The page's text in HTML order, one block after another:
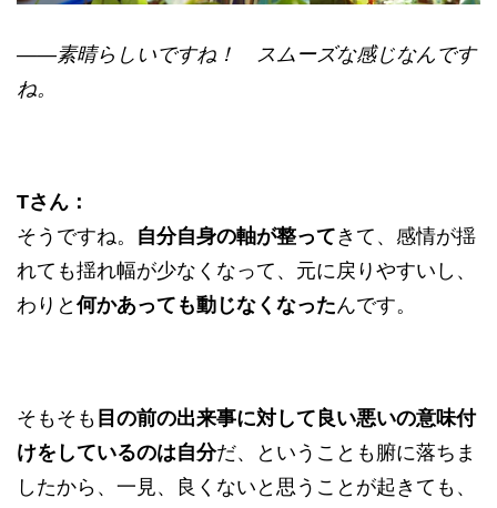
——素晴らしいですね！ スムーズな感じなんです
ね。
Tさん：
そうですね。 自分自身の軸が整って きて、感情が揺
れても揺れ幅が少なくなって、元に戻りやすいし、
わりと 何かあっても動じなくなったんです。
そもそも 目の前の出来事に対して良い悪いの意味付
けをしているのは自分だ、ということも腑に落ちま
したから、一見、良くないと思うことが起きても、